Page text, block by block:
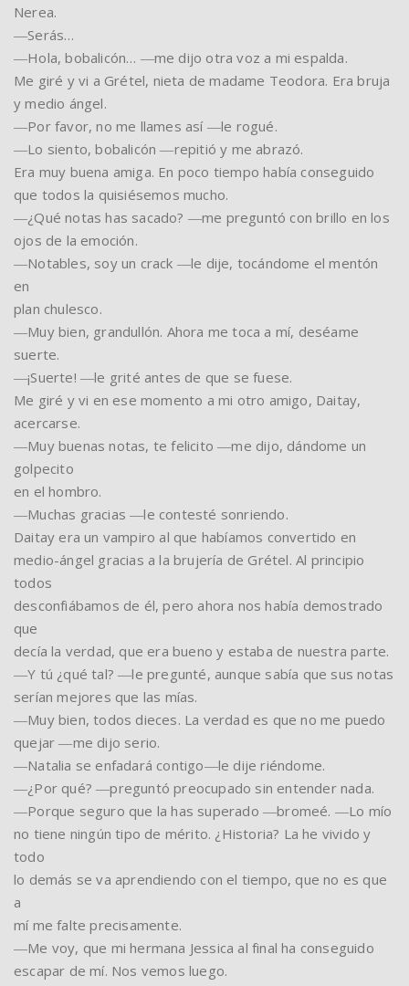
Nerea.
―Serás…
―Hola, bobalicón… ―me dijo otra voz a mi espalda.
Me giré y vi a Grétel, nieta de madame Teodora. Era bruja
y medio ángel.
―Por favor, no me llames así ―le rogué.
―Lo siento, bobalicón ―repitió y me abrazó.
Era muy buena amiga. En poco tiempo había conseguido
que todos la quisiésemos mucho.
―¿Qué notas has sacado? ―me preguntó con brillo en los
ojos de la emoción.
―Notables, soy un crack ―le dije, tocándome el mentón
en
plan chulesco.
―Muy bien, grandullón. Ahora me toca a mí, deséame
suerte.
―¡Suerte! ―le grité antes de que se fuese.
Me giré y vi en ese momento a mi otro amigo, Daitay,
acercarse.
―Muy buenas notas, te felicito ―me dijo, dándome un
golpecito
en el hombro.
―Muchas gracias ―le contesté sonriendo.
Daitay era un vampiro al que habíamos convertido en
medio-ángel gracias a la brujería de Grétel. Al principio
todos
desconfiábamos de él, pero ahora nos había demostrado
que
decía la verdad, que era bueno y estaba de nuestra parte.
―Y tú ¿qué tal? ―le pregunté, aunque sabía que sus notas
serían mejores que las mías.
―Muy bien, todos dieces. La verdad es que no me puedo
quejar ―me dijo serio.
―Natalia se enfadará contigo―le dije riéndome.
―¿Por qué? ―preguntó preocupado sin entender nada.
―Porque seguro que la has superado ―bromeé. ―Lo mío
no tiene ningún tipo de mérito. ¿Historia? La he vivido y
todo
lo demás se va aprendiendo con el tiempo, que no es que
a
mí me falte precisamente.
―Me voy, que mi hermana Jessica al final ha conseguido
escapar de mí. Nos vemos luego.